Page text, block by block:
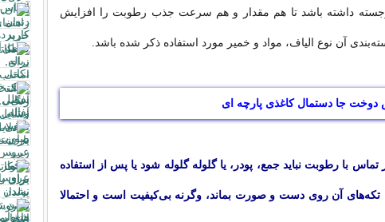
داشته باشد تا هم مقدار و هم سرعت جذب رطوبت را افزایش
آن نوع الیاف، مواد و خمیر مورد استفاده ذکر شده باشد.
دوخت جا دستمال کاغذی پارچه ای
با رطوبت نباید جمع، پودر، یا گلوله ‌گلوله شود یا پس از استفاده
تکه‌های آن روی دست و صورت بماند، وگرنه بی‌کیفیت است و احتمالا